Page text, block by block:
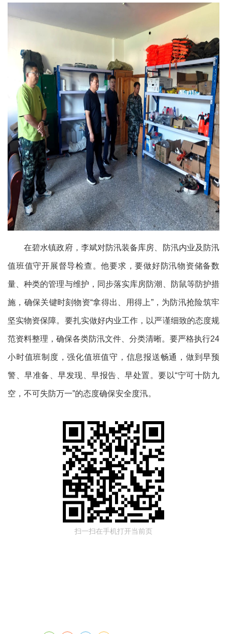
在碧水镇政府，李斌对防汛装备库房、防汛内业及防汛
值班值守开展督导检查。他要求，要做好防汛物资储备数
量、种类的管理与维护，同步落实库房防潮、防鼠等防护措
施，确保关键时刻物资“拿得出、用得上”，为防汛抢险筑牢
坚实物资保障。要扎实做好内业工作，以严谨细致的态度规
范资料整理，确保各类防汛文件、分类清晰。要严格执行24
小时值班制度，强化值班值守，信息报送畅通，做到早预
警、早准备、早发现、早报告、早处置。要以“宁可十防九
空，不可失防万一”的态度确保安全度汛。
扫一扫在手机打开当前页